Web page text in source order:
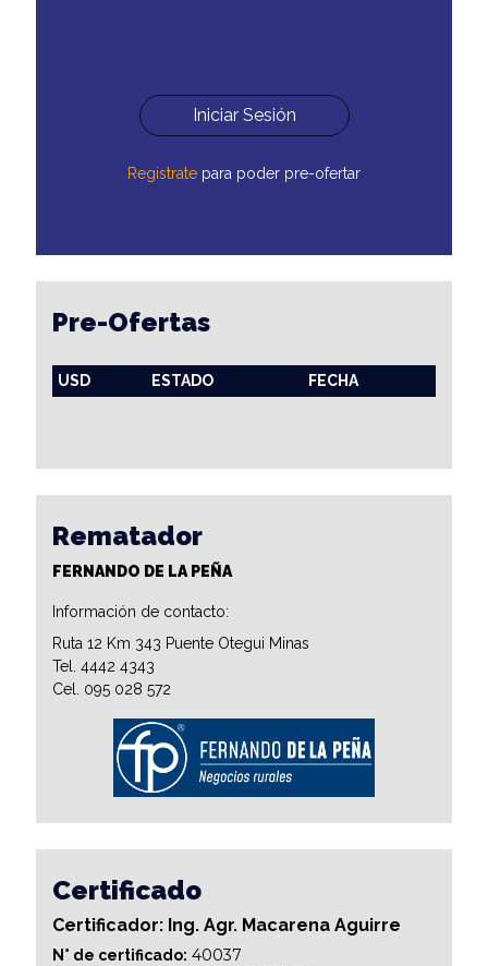
Iniciar Sesión
Registrate para poder pre-ofertar
Pre-Ofertas
USD ESTADO FECHA
Rematador
FERNANDO DE LA PEÑA
Información de contacto:
Ruta 12 Km 343 Puente Otegui Minas
Tel. 4442 4343
Cel. 095 028 572
Certificado
Certificador: Ing. Agr. Macarena Aguirre
N° de certificado: 40037